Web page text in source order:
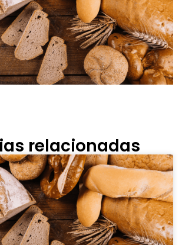
relacionadas